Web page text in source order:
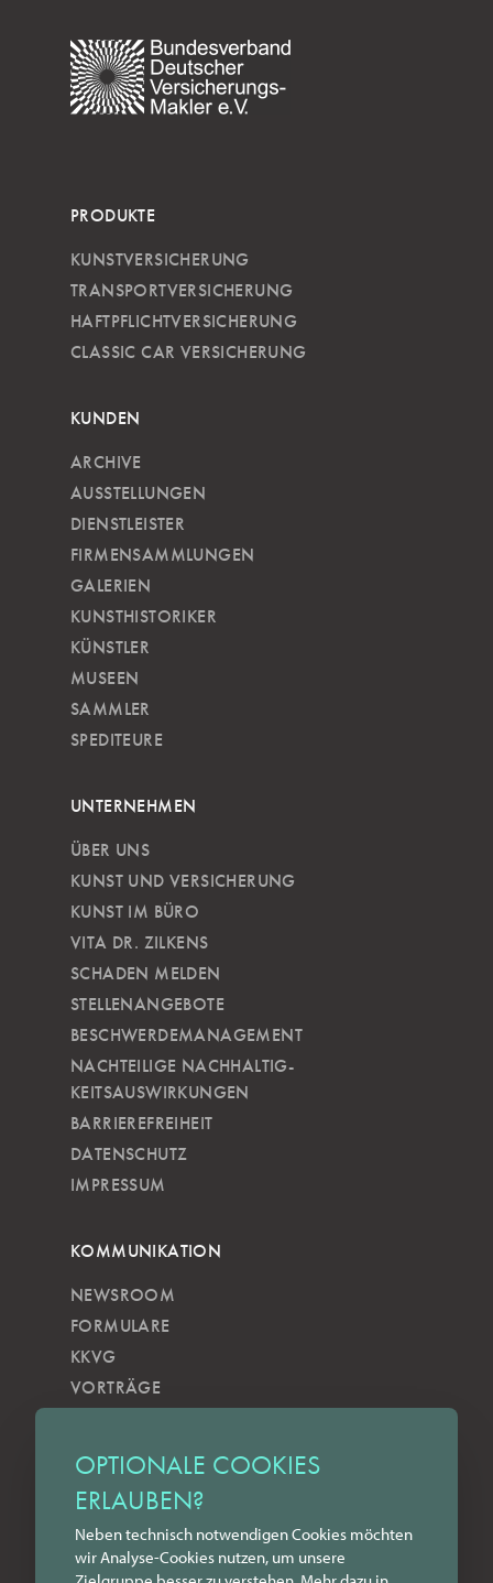
OPTIONALE COOKIES
ERLAUBEN?
Neben technisch notwendigen Cookies möchten
wir Analyse-Cookies nutzen, um unsere
PRODUKTE
KUNSTVERSICHERUNG
TRANSPORTVERSICHERUNG
HAFTPFLICHTVERSICHERUNG
CLASSIC CAR VERSICHERUNG
KUNDEN
ARCHIVE
AUSSTELLUNGEN
DIENSTLEISTER
FIRMENSAMMLUNGEN
GALERIEN
KUNSTHISTORIKER
KÜNSTLER
MUSEEN
SAMMLER
SPEDITEURE
UNTERNEHMEN
ÜBER UNS
KUNST UND VERSICHERUNG
KUNST IM BÜRO
VITA DR. ZILKENS
SCHADEN MELDEN
STELLENANGEBOTE
BESCHWERDEMANAGEMENT
NACHTEILIGE NACH­HALTIG­
KEITSAUSWIRKUNGEN
BARRIEREFREIHEIT
DATENSCHUTZ
IMPRESSUM
KOMMUNIKATION
NEWSROOM
FORMULARE
KKVG
VORTRÄGE
ZILKENS NEWSBLOG
NEWSLETTER
YOUTUBE
INSTAGRAM